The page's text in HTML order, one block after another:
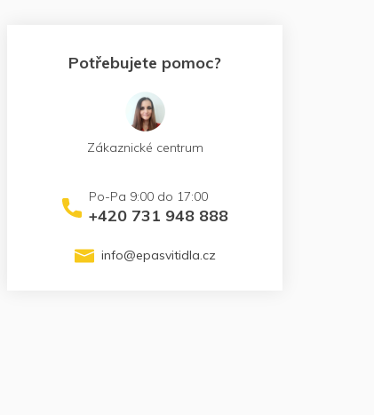
Potřebujete pomoc?
Zákaznické centrum
+420 731 948 888
info@epasvitidla.cz